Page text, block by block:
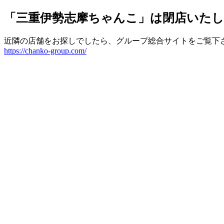
「三重伊勢志摩ちゃんこ」は閉店いたし
近隣の店舗をお探しでしたら、グループ総合サイトをご覧下
https://chanko-group.com/